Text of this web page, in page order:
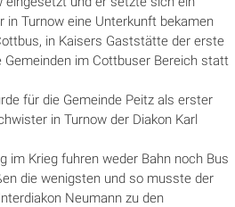
in Turnow eine Unterkunft bekamen
in Kaisers Gaststätte der erste
im Cottbuser Bereich statt
für die Gemeinde Peitz als erster
in Turnow der Diakon Karl
im Krieg fuhren weder Bahn noch Bus
die wenigsten und so musste der
Neumann zu den